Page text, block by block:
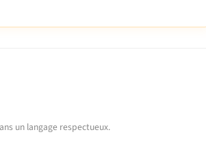
un langage respectueux.